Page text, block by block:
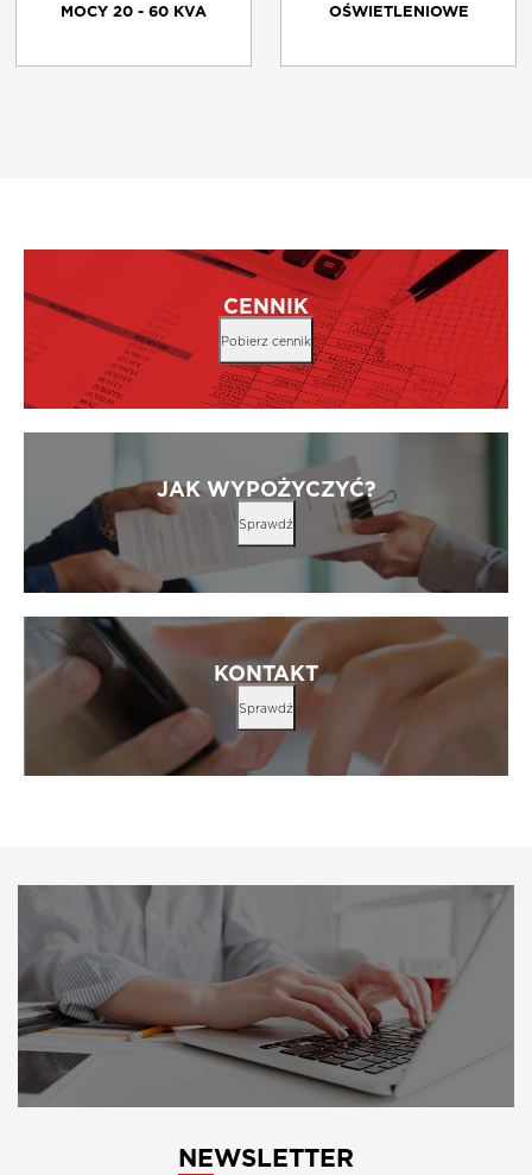
MOCY 20 - 60 KVA
OŚWIETLENIOWE
CENNIK
Pobierz cennik
JAK WYPOŻYCZYĆ?
Sprawdź
KONTAKT
Sprawdź
NEWSLETTER